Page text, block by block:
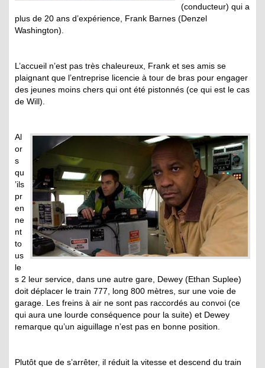
(conducteur) qui a
plus de 20 ans d’expérience, Frank Barnes (Denzel
Washington).
L’accueil n’est pas très chaleureux, Frank et ses amis se
plaignant que l’entreprise licencie à tour de bras pour engager
des jeunes moins chers qui ont été pistonnés (ce qui est le cas
de Will).
Al
or
s
qu
’ils
pr
en
ne
nt
to
us
le
s 2 leur service, dans une autre gare, Dewey (Ethan Suplee)
doit déplacer le train 777, long 800 mètres, sur une voie de
garage. Les freins à air ne sont pas raccordés au convoi (ce
qui aura une lourde conséquence pour la suite) et Dewey
remarque qu’un aiguillage n’est pas en bonne position.
Plutôt que de s’arrêter, il réduit la vitesse et descend du train